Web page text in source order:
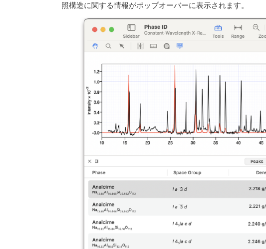
照構造に関する情報がポップオーバーに表示されます。